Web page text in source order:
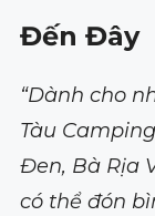
Đến Đây
“Dành cho
Tàu
Đen, Bà Rịa
có thể đón